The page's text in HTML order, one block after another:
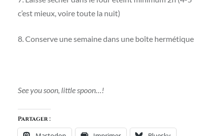
c’est mieux, voire toute la nuit)
8. Conserve une semaine dans une boîte hermétique
See you soon, little spoon…!
Partager :